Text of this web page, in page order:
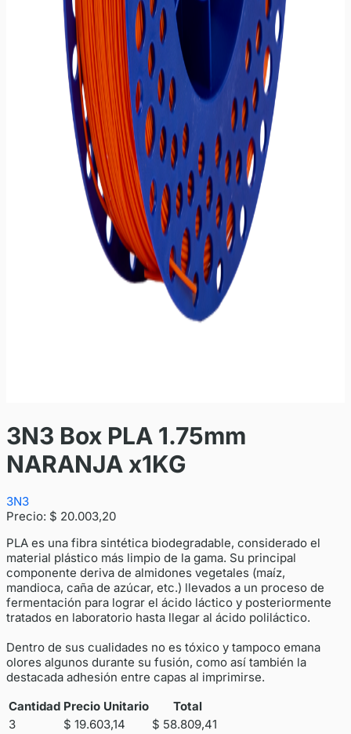
3N3 Box PLA 1.75mm
NARANJA x1KG
3N3
Precio: $ 20.003,20
PLA es una fibra sintética biodegradable, considerado el
material plástico más limpio de la gama. Su principal
componente deriva de almidones vegetales (maíz,
mandioca, caña de azúcar, etc.) llevados a un proceso de
fermentación para lograr el ácido láctico y posteriormente
tratados en laboratorio hasta llegar al ácido poliláctico.
Dentro de sus cualidades no es tóxico y tampoco emana
olores algunos durante su fusión, como así también la
destacada adhesión entre capas al imprimirse.
Cantidad Precio Unitario
Total
3
$ 19.603,14
$ 58.809,41